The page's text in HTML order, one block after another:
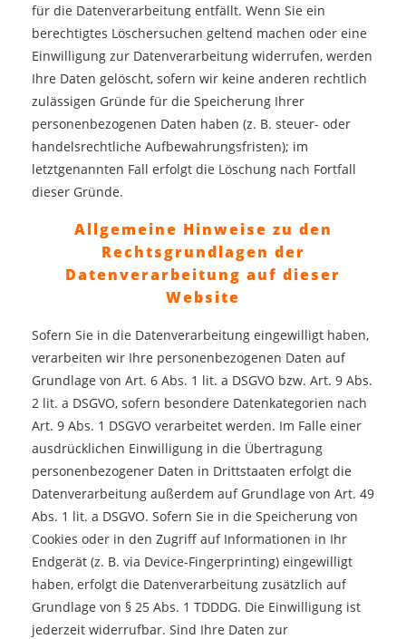
für die Datenverarbeitung entfällt. Wenn Sie ein
berechtigtes Löschersuchen geltend machen oder eine
Einwilligung zur Datenverarbeitung widerrufen, werden
Ihre Daten gelöscht, sofern wir keine anderen rechtlich
zulässigen Gründe für die Speicherung Ihrer
personenbezogenen Daten haben (z. B. steuer- oder
handelsrechtliche Aufbewahrungsfristen); im
letztgenannten Fall erfolgt die Löschung nach Fortfall
dieser Gründe.
Allgemeine Hinweise zu den
Rechtsgrundlagen der
Datenverarbeitung auf dieser
Website
Sofern Sie in die Datenverarbeitung eingewilligt haben,
verarbeiten wir Ihre personenbezogenen Daten auf
Grundlage von Art. 6 Abs. 1 lit. a DSGVO bzw. Art. 9 Abs.
2 lit. a DSGVO, sofern besondere Datenkategorien nach
Art. 9 Abs. 1 DSGVO verarbeitet werden. Im Falle einer
ausdrücklichen Einwilligung in die Übertragung
personenbezogener Daten in Drittstaaten erfolgt die
Datenverarbeitung außerdem auf Grundlage von Art. 49
Abs. 1 lit. a DSGVO. Sofern Sie in die Speicherung von
Cookies oder in den Zugriff auf Informationen in Ihr
Endgerät (z. B. via Device-Fingerprinting) eingewilligt
haben, erfolgt die Datenverarbeitung zusätzlich auf
Grundlage von § 25 Abs. 1 TDDDG. Die Einwilligung ist
jederzeit widerrufbar. Sind Ihre Daten zur